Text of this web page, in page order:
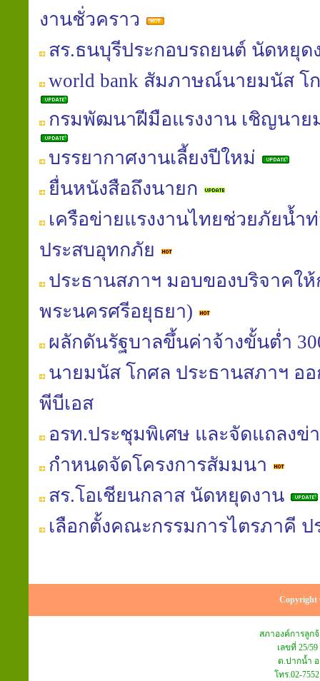
งานชั่วคราว
สร.ธนบุรีประกอบรถยนต์ นัดหยุด
world bank สัมภาษณ์นายมนัส โ
กรมพัฒนาฝีมือแรงงาน เชิญนาย
บรรยากาศงานเลี้ยงปีใหม่
ยื่นหนังสือถึงนายก
เครือข่ายแรงงานไทยช่วยภัยน้ำ
ประสบอุทกภัย
ประธานสภาฯ มอบของบริจาคใ
พระนครศรีอยุธยา)
ผลักดันรัฐบาลขึ้นค่าจ้างขั้นต่ำ
นายมนัส โกศล ประธานสภาฯ อ
พีบีเอส
อรท.ประชุมพิเศษ และจัดแถลงข่
กำหนดจัดโครงการสัมมนา
สร.โอเชียนกลาส นัดหยุดงาน
เลือกตั้งคณะกรรมการไตรภาคี ป
Copyright
สภาองค์การลูก
เลขที่ 25/
ต.ปากน้ำ อ
โทร.02-